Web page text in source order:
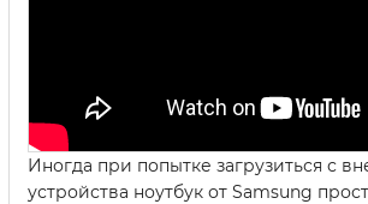
Иногда при попытке загрузиться с
устройства ноутбук от Samsung